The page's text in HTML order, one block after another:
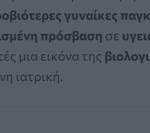
γυναίκες
πρόσβαση σε
μια εικόνα της
ιατρική.